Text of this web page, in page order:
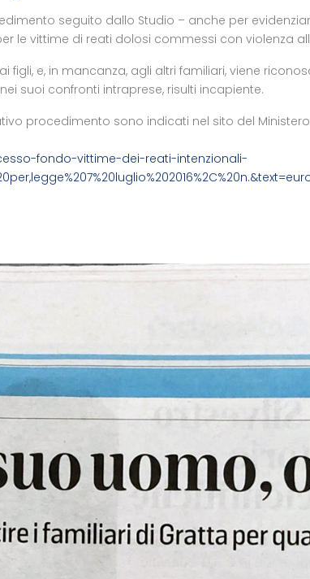
seguito dallo Studio – anche per
le vittime di reati dolosi commessi con violenza
figli, e, in mancanza, agli altri familiari, viene
suoi confronti intraprese, risulti incapiente.
procedimento sono indicati nel sito del
fondo-vittime-dei-reati-intenzionali-